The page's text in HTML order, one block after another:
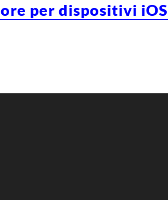
per dispositivi iOS